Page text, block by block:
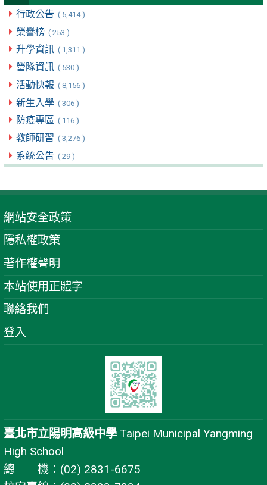
行政公告 ( 5,414 )
榮譽榜 ( 253 )
升學資訊 ( 1,311 )
營隊資訊 ( 530 )
活動快報 ( 8,156 )
新生入學 ( 306 )
防疫專區 ( 116 )
教師研習 ( 3,276 )
系統公告 ( 29 )
網站安全政策
隱私權政策
著作權聲明
本站使用正體字
聯絡我們
登入
臺北市立陽明高級中學 Taipei Municipal Yangming
High School
總 機：(02) 2831-6675